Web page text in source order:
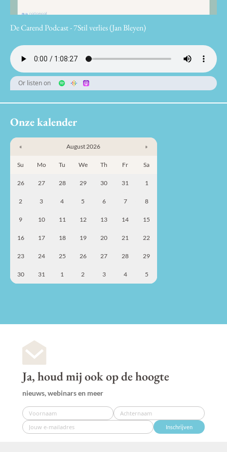
De Carend Podcast - 7Stil verlies (Jan Bleyen)
Or listen on
Onze kalender
« August 2026 »
Su Mo Tu We Th Fr Sa
26 27 28 29 30 31 1
2 3 4 5 6 7 8
9 10 11 12 13 14 15
16 17 18 19 20 21 22
23 24 25 26 27 28 29
30 31 1 2 3 4 5
Ja, houd mij ook op de hoogte
nieuws, webinars en meer
Inschrijven